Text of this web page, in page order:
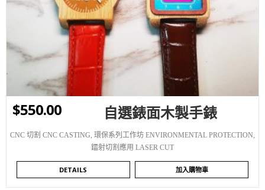
WISHLIST
$550.00 自選錶面木製手錶
CNC 切割 CNC CASTING, 環保系列工作坊 ENVIRONMENTAL PROTECTION,
鐳射切割應用 LASER CUT
DETAILS 加入購物車